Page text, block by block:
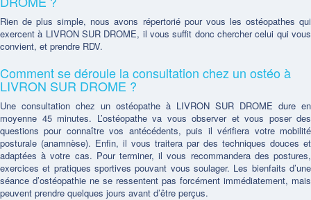
Rien de plus simple, nous avons répertorié pour vous les ostéopathes qui
exercent à LIVRON SUR DROME, il vous suffit donc chercher celui qui vous
convient, et prendre RDV.
Comment se déroule la consultation chez un ostéo à
LIVRON SUR DROME ?
Une consultation chez un ostéopathe à LIVRON SUR DROME dure en
moyenne 45 minutes. L’ostéopathe va vous observer et vous poser des
questions pour connaître vos antécédents, puis il vérifiera votre mobilité
posturale (anamnèse). Enfin, il vous traitera par des techniques douces et
adaptées à votre cas. Pour terminer, il vous recommandera des postures,
exercices et pratiques sportives pouvant vous soulager. Les bienfaits d’une
séance d’ostéopathie ne se ressentent pas forcément immédiatement, mais
peuvent prendre quelques jours avant d’être perçus.